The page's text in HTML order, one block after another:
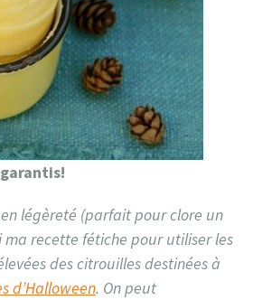
légèreté (parfait pour clore un
ma recette fétiche pour utiliser les
des citrouilles destinées à
d’Halloween. On peut